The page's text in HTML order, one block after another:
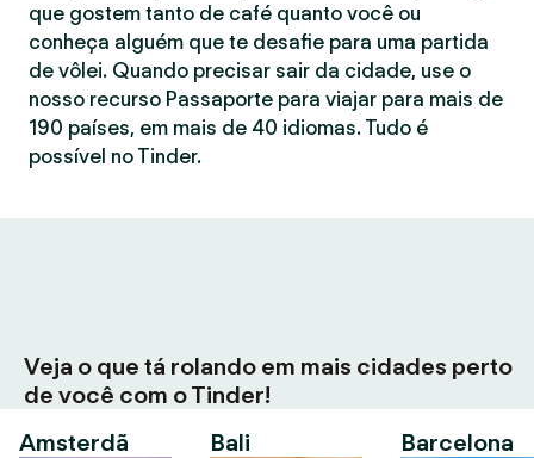
que gostem tanto de café quanto você ou
conheça alguém que te desafie para uma partida
de vôlei. Quando precisar sair da cidade, use o
nosso recurso Passaporte para viajar para mais de
190 países, em mais de 40 idiomas. Tudo é
possível no Tinder.
Veja o que tá rolando em mais cidades perto
de você com o Tinder!
Amsterdã
Bali Barcelona